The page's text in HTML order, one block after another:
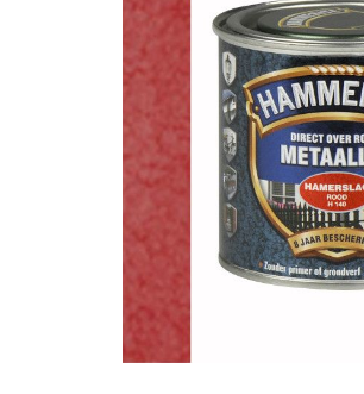
einde
de
afbeeldingen-
gallerij